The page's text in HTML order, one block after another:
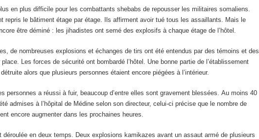
en plus difficile pour les combattants shebabs de repousser les militaires somaliens.
repris le bâtiment étage par étage. Ils affirment avoir tué tous les assaillants. Mais le
être déminé : les jihadistes ont semé des explosifs à chaque étage de l’hôtel.
de nombreuses explosions et échanges de tirs ont été entendus par des témoins et des
Les forces de sécurité ont bombardé l’hôtel. Une bonne partie de l’établissement
alors que plusieurs personnes étaient encore piégées à l’intérieur.
personnes a réussi à fuir, beaucoup d’entre elles sont gravement blessées. Au moins 40
admises à l’hôpital de Médine selon son directeur, celui-ci précise que le nombre de
encore augmenter dans les prochaines heures.
déroulée en deux temps. Deux explosions kamikazes avant un assaut armé de plusieurs